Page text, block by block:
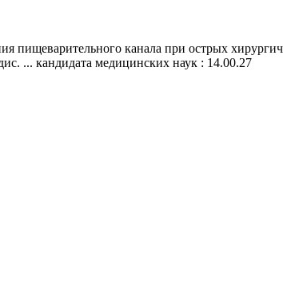
пищеварительного канала при острых
... кандидата медицинских наук : 14.00.27